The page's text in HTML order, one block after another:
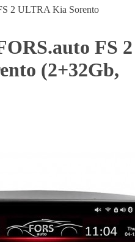
2 ULTRA Kia Sorento
FS 2
(2+32Gb,